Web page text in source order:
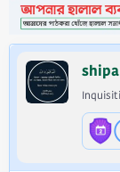
d
s
t
a
r
t
d
a
t
e
shipa